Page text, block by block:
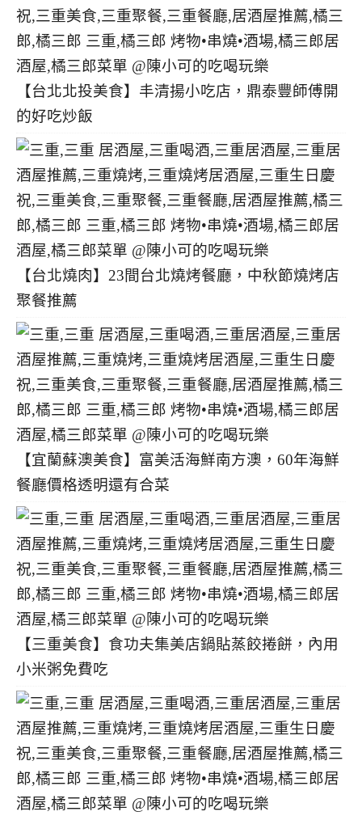
【台北北投美食】丰清揚小吃店，鼎泰豐師傅開
的好吃炒飯
【台北燒肉】23間台北燒烤餐廳，中秋節燒烤店
聚餐推薦
【宜蘭蘇澳美食】富美活海鮮南方澳，60年海鮮
餐廳價格透明還有合菜
【三重美食】食功夫集美店鍋貼蒸餃捲餅，內用
小米粥免費吃